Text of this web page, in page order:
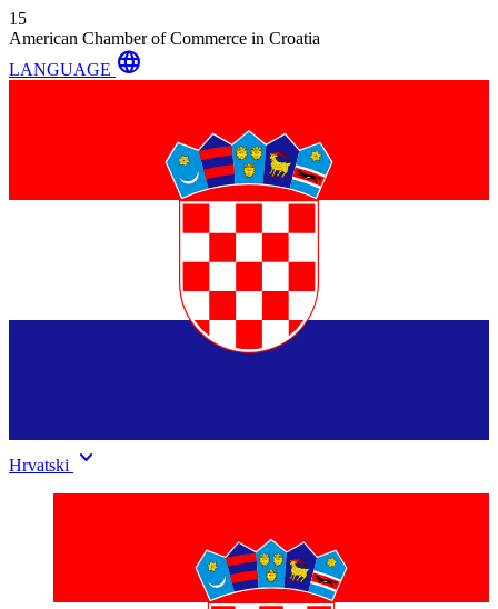
15
American Chamber of Commerce in Croatia
LANGUAGE language
Hrvatski keyboard_arrow_down